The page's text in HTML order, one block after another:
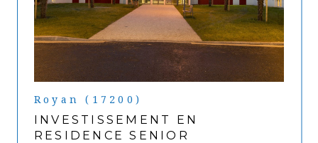
Royan (17200)
INVESTISSEMENT EN
RESIDENCE SENIOR